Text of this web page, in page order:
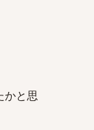
かと思